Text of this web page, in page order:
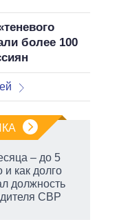
более 100
– до 5
и как долго
должность
СВР